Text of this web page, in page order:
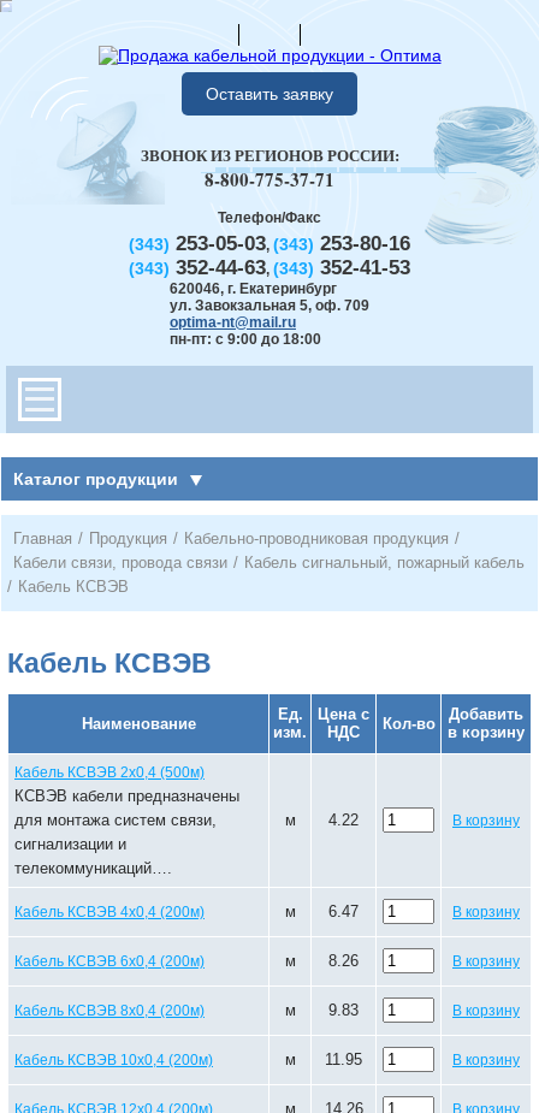
Оставить заявку
Телефон/Факс
(343) 253-05-03, (343) 253-80-16
(343) 352-44-63, (343) 352-41-53
620046, г. Екатеринбург
ул. Завокзальная 5, оф. 709
optima-nt@mail.ru
пн-пт: с 9:00 до 18:00
ЗВОНОК ИЗ РЕГИОНОВ РОССИИ:
8-800-775-37-71
Каталог продукции
Главная / Продукция / Кабельно-проводниковая продукция /
Кабели связи, провода связи / Кабель сигнальный, пожарный кабель
/ Кабель КСВЭВ
Кабель КСВЭВ
Наименование
Ед.
изм.
Цена с
НДС
Кол-во
Добавить
в корзину
Кабель КСВЭВ 2х0,4 (500м)
КСВЭВ кабели предназначены
для монтажа систем связи,
сигнализации и
телекоммуникаций….
м 4.22 В корзину
Кабель КСВЭВ 4х0,4 (200м) м 6.47 В корзину
Кабель КСВЭВ 6х0,4 (200м) м 8.26 В корзину
Кабель КСВЭВ 8х0,4 (200м) м 9.83 В корзину
Кабель КСВЭВ 10х0,4 (200м) м 11.95 В корзину
Кабель КСВЭВ 12х0,4 (200м) м 14.26 В корзину